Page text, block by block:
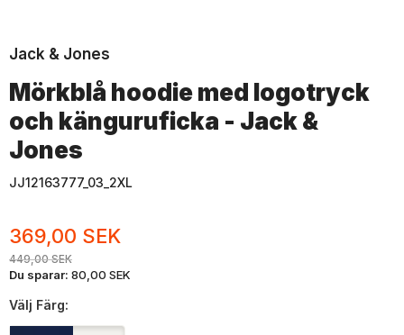
Jack & Jones
Mörkblå hoodie med logotryck
och känguruficka - Jack &
Jones
JJ12163777_03_2XL
369,00 SEK
449,00 SEK
Du sparar: 80,00 SEK
Välj Färg: